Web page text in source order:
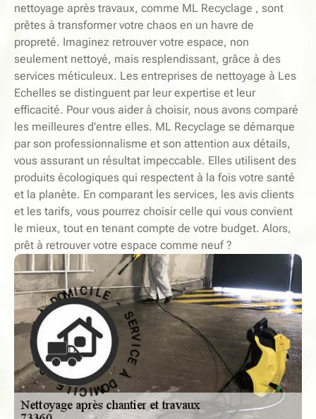
nettoyage après travaux, comme ML Recyclage , sont
prêtes à transformer votre chaos en un havre de
propreté. Imaginez retrouver votre espace, non
seulement nettoyé, mais resplendissant, grâce à des
services méticuleux. Les entreprises de nettoyage à Les
Echelles se distinguent par leur expertise et leur
efficacité. Pour vous aider à choisir, nous avons comparé
les meilleures d'entre elles. ML Recyclage se démarque
par son professionnalisme et son attention aux détails,
vous assurant un résultat impeccable. Elles utilisent des
produits écologiques qui respectent à la fois votre santé
et la planète. En comparant les services, les avis clients
et les tarifs, vous pourrez choisir celle qui vous convient
le mieux, tout en tenant compte de votre budget. Alors,
prêt à retrouver votre espace comme neuf ?
S
E
R
V
I
C
E
D
O
M
I
CILE - SER
V
I
C
E
À
D
O
M
I
C
I
L
E
-